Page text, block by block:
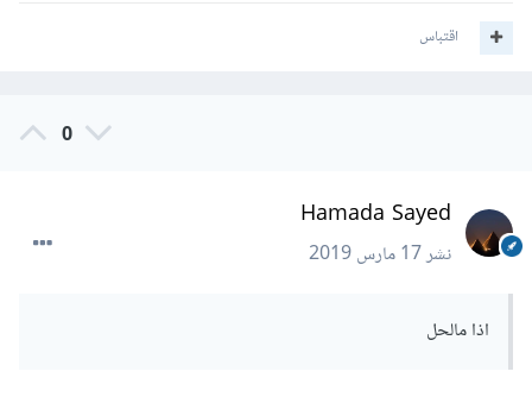
اقتباس
0
Hamada Sayed
نشر17 مارس 2019
اذا مالحل